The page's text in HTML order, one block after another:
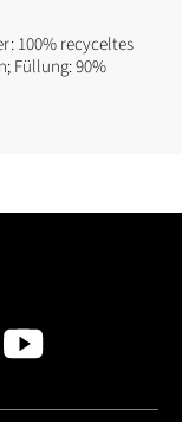
100% recyceltes
Füllung: 90%